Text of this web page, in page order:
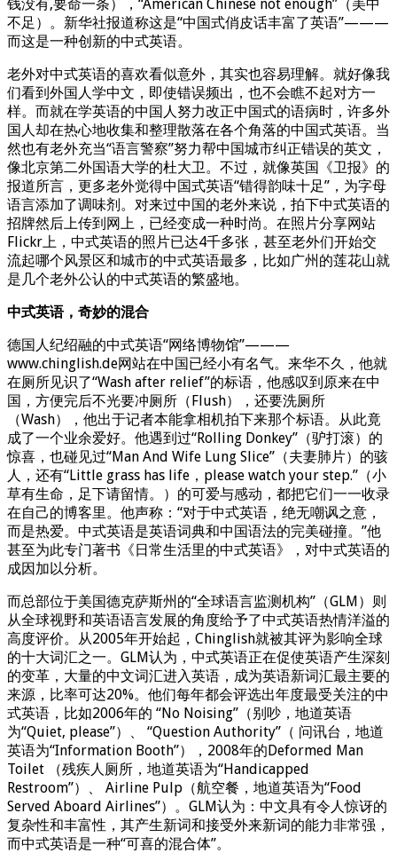
钱没有,要命一条），“American Chinese not enough”（美中
不足）。新华社报道称这是“中国式俏皮话丰富了英语”———
而这是一种创新的中式英语。
老外对中式英语的喜欢看似意外，其实也容易理解。就好像我
们看到外国人学中文，即使错误频出，也不会瞧不起对方一
样。而就在学英语的中国人努力改正中国式的语病时，许多外
国人却在热心地收集和整理散落在各个角落的中国式英语。当
然也有老外充当“语言警察”努力帮中国城市纠正错误的英文，
像北京第二外国语大学的杜大卫。不过，就像英国《卫报》的
报道所言，更多老外觉得中国式英语“错得韵味十足”，为字母
语言添加了调味剂。对来过中国的老外来说，拍下中式英语的
招牌然后上传到网上，已经变成一种时尚。在照片分享网站
Flickr上，中式英语的照片已达4千多张，甚至老外们开始交
流起哪个风景区和城市的中式英语最多，比如广州的莲花山就
是几个老外公认的中式英语的繁盛地。
中式英语，奇妙的混合
德国人纪绍融的中式英语“网络博物馆”———
www.chinglish.de网站在中国已经小有名气。来华不久，他就
在厕所见识了“Wash after relief”的标语，他感叹到原来在中
国，方便完后不光要冲厕所（Flush），还要洗厕所
（Wash），他出于记者本能拿相机拍下来那个标语。从此竟
成了一个业余爱好。他遇到过“Rolling Donkey”（驴打滚）的
惊喜，也碰见过“Man And Wife Lung Slice”（夫妻肺片）的骇
人，还有“Little grass has life，please watch your step.”（小
草有生命，足下请留情。）的可爱与感动，都把它们一一收录
在自己的博客里。他声称：“对于中式英语，绝无嘲讽之意，
而是热爱。中式英语是英语词典和中国语法的完美碰撞。”他
甚至为此专门著书《日常生活里的中式英语》，对中式英语的
成因加以分析。
而总部位于美国德克萨斯州的“全球语言监测机构”（GLM）则
从全球视野和英语语言发展的角度给予了中式英语热情洋溢的
高度评价。从2005年开始起，Chinglish就被其评为影响全球
的十大词汇之一。GLM认为，中式英语正在促使英语产生深刻
的变革，大量的中文词汇进入英语，成为英语新词汇最主要的
来源，比率可达20%。他们每年都会评选出年度最受关注的中
式英语，比如2006年的 “No Noising”（别吵，地道英语
为“Quiet, please”）、 “Question Authority”（ 问讯台，地道
英语为“Information Booth”），2008年的Deformed Man
Toilet （残疾人厕所，地道英语为“Handicapped
Restroom”）、 Airline Pulp（航空餐，地道英语为“Food
Served Aboard Airlines”）。GLM认为：中文具有令人惊讶的
复杂性和丰富性，其产生新词和接受外来新词的能力非常强，
而中式英语是一种“可喜的混合体”。